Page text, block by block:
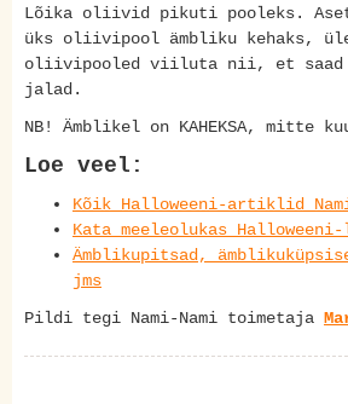
Lõika oliivid pikuti pooleks.
üks oliivipool ämbliku kehaks,
oliivipooled viiluta nii, et saad
jalad.
NB! Ämblikel on KAHEKSA, mitte
Loe veel:
Kõik Halloweeni-artiklid
Kata meeleolukas Halloweeni-
Ämblikupitsad,
jms
Pildi tegi Nami-Nami toimetaja